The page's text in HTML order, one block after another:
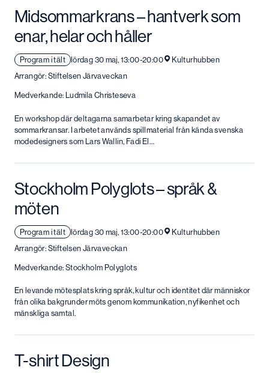
Midsommarkrans – hantverk som
enar, helar och håller
Program i tält lördag 30 maj, 13:00-20:00
Kulturhubben
Arrangör: Stiftelsen Järvaveckan
Medverkande: Ludmila Christeseva
En workshop där deltagarna samarbetar kring skapandet av
sommarkransar. I arbetet används spillmaterial från kända svenska
modedesigners som Lars Wallin, Fadi El…
Stockholm Polyglots – språk &
möten
Program i tält lördag 30 maj, 13:00-20:00
Kulturhubben
Arrangör: Stiftelsen Järvaveckan
Medverkande: Stockholm Polyglots
En levande mötesplats kring språk, kultur och identitet där människor
från olika bakgrunder möts genom kommunikation, nyfikenhet och
mänskliga samtal.
T-shirt Design